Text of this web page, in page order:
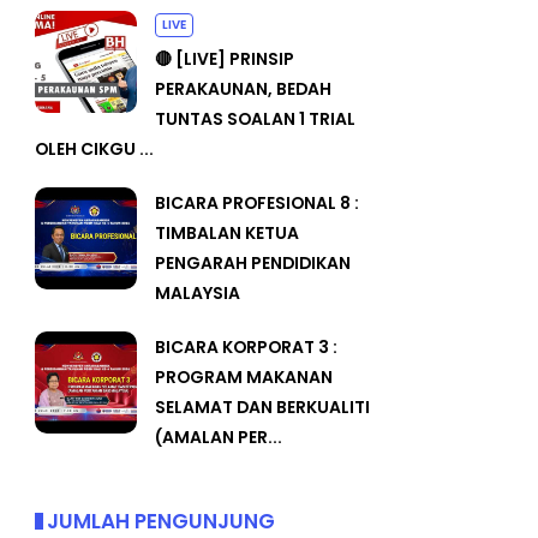
LIVE
🔴 [LIVE] PRINSIP
PERAKAUNAN, BEDAH
TUNTAS SOALAN 1 TRIAL
OLEH CIKGU ...
BICARA PROFESIONAL 8 :
TIMBALAN KETUA
PENGARAH PENDIDIKAN
MALAYSIA
BICARA KORPORAT 3 :
PROGRAM MAKANAN
SELAMAT DAN BERKUALITI
(AMALAN PER...
JUMLAH PENGUNJUNG